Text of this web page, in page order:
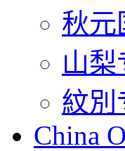
秋元
山梨
紋別
China